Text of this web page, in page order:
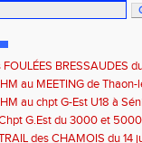
BRESSAUDES
au MEETING de Thaon-
au chpt G-Est U18 à
G.Est du 3000 et
des CHAMOIS du 14